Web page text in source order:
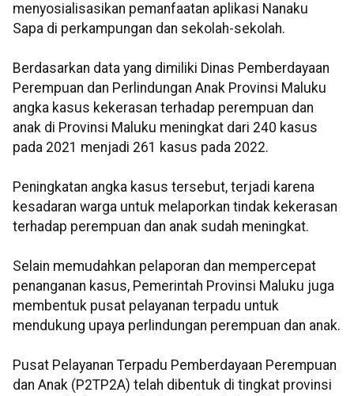
menyosialisasikan pemanfaatan aplikasi Nanaku
Sapa di perkampungan dan sekolah-sekolah.
Berdasarkan data yang dimiliki Dinas Pemberdayaan
Perempuan dan Perlindungan Anak Provinsi Maluku
angka kasus kekerasan terhadap perempuan dan
anak di Provinsi Maluku meningkat dari 240 kasus
pada 2021 menjadi 261 kasus pada 2022.
Peningkatan angka kasus tersebut, terjadi karena
kesadaran warga untuk melaporkan tindak kekerasan
terhadap perempuan dan anak sudah meningkat.
Selain memudahkan pelaporan dan mempercepat
penanganan kasus, Pemerintah Provinsi Maluku juga
membentuk pusat pelayanan terpadu untuk
mendukung upaya perlindungan perempuan dan anak.
Pusat Pelayanan Terpadu Pemberdayaan Perempuan
dan Anak (P2TP2A) telah dibentuk di tingkat provinsi